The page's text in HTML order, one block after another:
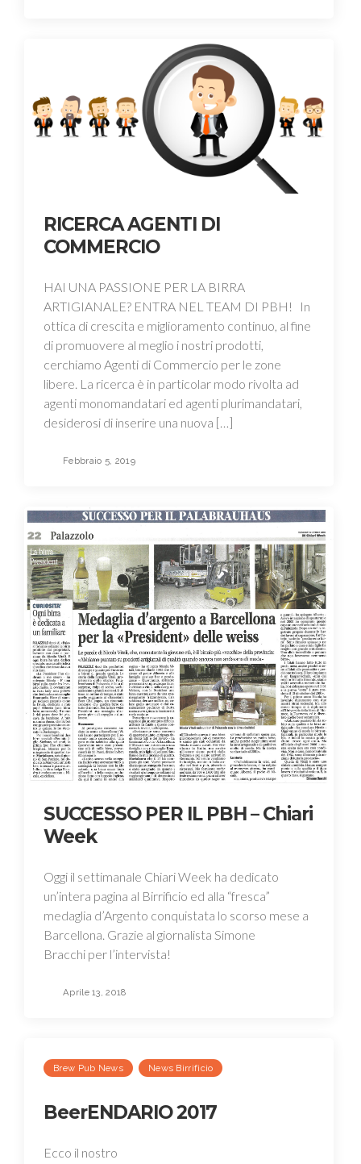
RICERCA AGENTI DI
COMMERCIO
HAI UNA PASSIONE PER LA BIRRA
ARTIGIANALE? ENTRA NEL TEAM DI PBH! In
ottica di crescita e miglioramento continuo, al fine
di promuovere al meglio i nostri prodotti,
cerchiamo Agenti di Commercio per le zone
libere. La ricerca è in particolar modo rivolta ad
agenti monomandatari ed agenti plurimandatari,
desiderosi di inserire una nuova […]
Febbraio 5, 2019
SUCCESSO PER IL PBH – Chiari
Week
Oggi il settimanale Chiari Week ha dedicato
un’intera pagina al Birrificio ed alla “fresca”
medaglia d’Argento conquistata lo scorso mese a
Barcellona. Grazie al giornalista Simone
Bracchi per l’intervista!
Aprile 13, 2018
Brew Pub News News Birrificio
BeerENDARIO 2017
Ecco il nostro